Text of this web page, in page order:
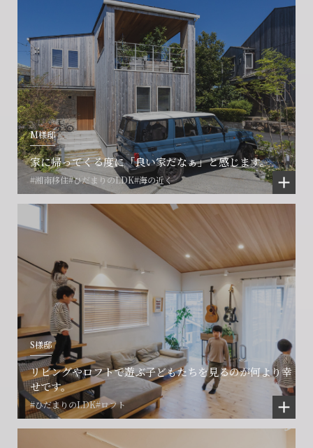
M様邸
家に帰ってくる度に「良い家だなぁ」と感じます。
#湘南移住#ひだまりのLDK#海の近く
S様邸
リビングやロフトで遊ぶ子どもたちを見るのが何より幸
せです。
#ひだまりのLDK#ロフト